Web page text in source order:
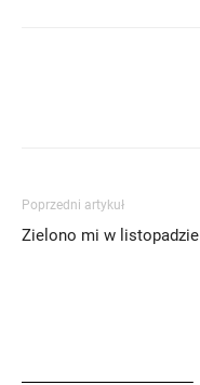
Poprzedni artykuł
Zielono mi w listopadzie